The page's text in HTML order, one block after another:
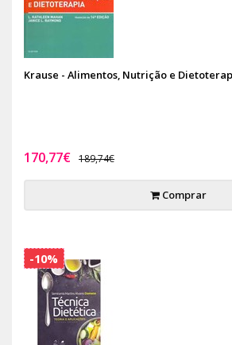
Krause - Alimentos, Nutrição e
170,77€ 189,74€
Comprar
-10%